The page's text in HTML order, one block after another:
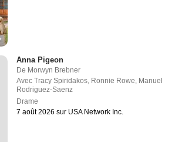
Anna Pigeon
De Morwyn Brebner
AvecTracy Spiridakos Ronnie Rowe Manuel
Rodriguez-Saenz
Drame
7 août 2026 sur USA Network Inc.